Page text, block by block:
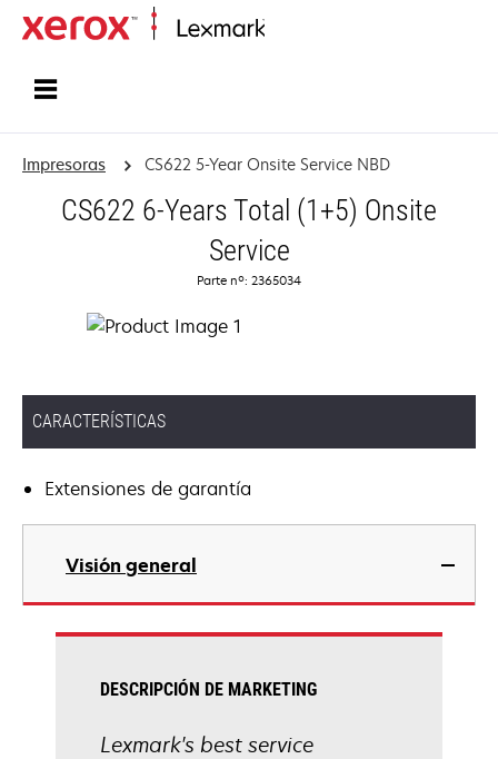
Impresoras CS622 5-Year Onsite Service NBD
CS622 6-Years Total (1+5) Onsite
Service
Parte nº: 2365034
CARACTERÍSTICAS
Extensiones de garantía
Visión general
DESCRIPCIÓN DE MARKETING
Lexmark's best service